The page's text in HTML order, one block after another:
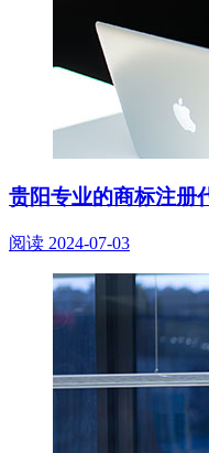
贵阳专业的商标注册
阅读 2024-07-03